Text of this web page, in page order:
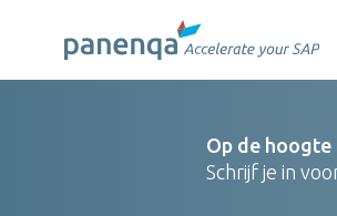
Op de hoogte
Schrijf je in